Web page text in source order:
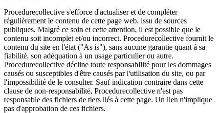
Procedurecollective s'efforce d'actualiser et de compléter
régulièrement le contenu de cette page web, issu de sources
publiques. Malgré ce soin et cette attention, il est possible que le
contenu soit incomplet et/ou incorrect. Procedurecollective fournit le
contenu du site en l'état ("As is"), sans aucune garantie quant à sa
fiabilité, son adéquation à un usage particulier ou autre.
Procedurecollective décline toute responsabilité pour les dommages
causés ou susceptibles d'être causés par l'utilisation du site, ou par
l'impossibilité de le consulter. Sauf indication contraire dans cette
clause de non-responsabilité, Procedurecollective n'est pas
responsable des fichiers de tiers liés à cette page. Un lien n'implique
pas d'approbation de ces fichiers.